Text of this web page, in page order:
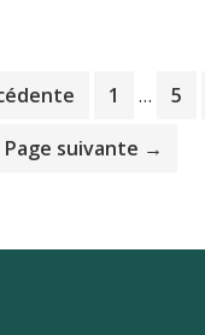
Page
1
Pages
omises
… Page
5
Page suivante →